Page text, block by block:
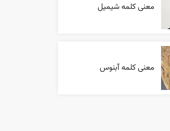
معنی کلمه شیمیل
معنی کلمه آبنوس